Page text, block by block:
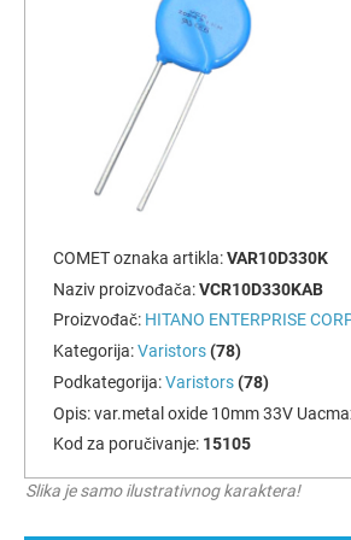
COMET oznaka artikla:VAR10D330K
Naziv proizvođača:VCR10D330KAB
Proizvođač: HITANO ENTERPRISE
Kategorija:Varistors(78)
Podkategorija:Varistors(78)
Opis:var.metal oxide 10mm 33V
Kod za poručivanje: 15105
Slika je samo ilustrativnog karaktera!